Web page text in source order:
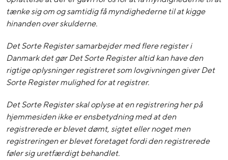
tænke sig om og samtidig få myndighederne til at kigge
hinanden over skulderne.
Det Sorte Register samarbejder med flere register i
Danmark det gør Det Sorte Register altid kan have den
rigtige oplysninger registreret som lovgivningen giver Det
Sorte Register mulighed for at registrer.
Det Sorte Register skal oplyse at en registrering her på
hjemmesiden ikke er ensbetydning med at den
registrerede er blevet dømt, sigtet eller noget men
registreringen er blevet foretaget fordi den registrerede
føler sig uretfærdigt behandlet.